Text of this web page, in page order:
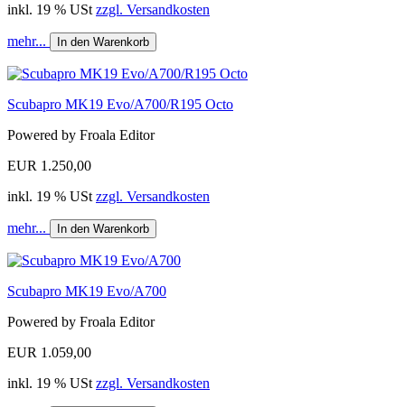
inkl. 19 % USt zzgl. Versandkosten
mehr... In den Warenkorb
Scubapro MK19 Evo/A700/R195 Octo
Powered by Froala Editor
EUR 1.250,00
inkl. 19 % USt zzgl. Versandkosten
mehr... In den Warenkorb
Scubapro MK19 Evo/A700
Powered by Froala Editor
EUR 1.059,00
inkl. 19 % USt zzgl. Versandkosten